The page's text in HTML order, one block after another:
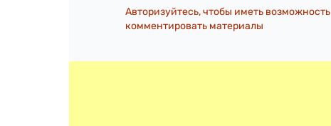
Авторизуйтесь, чтобы иметь возможность
комментировать материалы